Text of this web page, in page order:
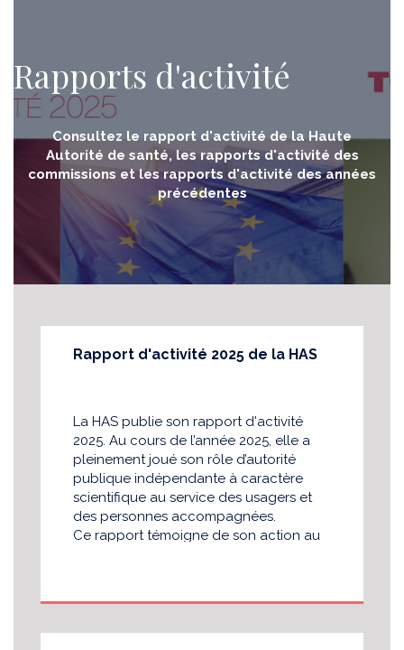
Rapports d'activité
Consultez le rapport d'activité de la Haute
Autorité de santé, les rapports d'activité des
commissions et les rapports d'activité des années
précédentes
Rapport d'activité 2025 de la HAS
La HAS publie son rapport d'activité
2025. Au cours de l’année 2025, elle a
pleinement joué son rôle d’autorité
publique indépendante à caractère
scientifique au service des usagers et
des personnes accompagnées.
Ce rapport témoigne de son action au
avec la même exigence, son